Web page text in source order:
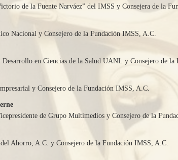
de la Fuente Narváez” del IMSS y Consejera de la
Nacional y Consejero de la Fundación IMSS, A.C.
en Ciencias de la Salud UANL y Consejero de
y Consejero de la Fundación IMSS, A.C.
de Grupo Multimedios y Consejero de la
Ahorro, A.C. y Consejero de la Fundación IMSS, A.C.